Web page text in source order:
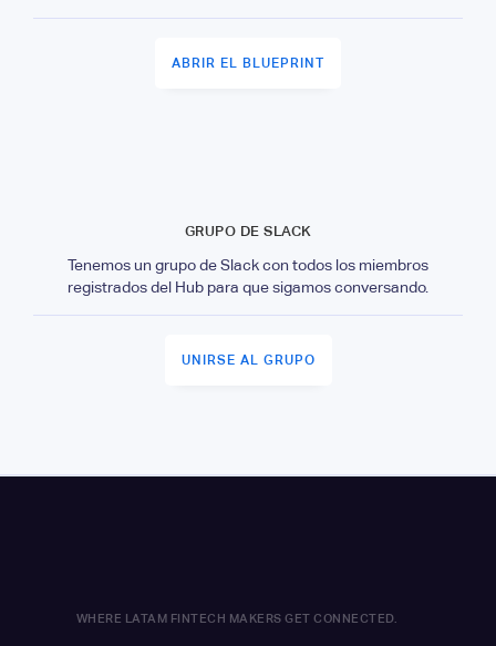
ABRIR EL BLUEPRINT
GRUPO DE SLACK
Tenemos un grupo de Slack con todos los miembros
registrados del Hub para que sigamos conversando.
UNIRSE AL GRUPO
WHERE LATAM FINTECH MAKERS GET CONNECTED.